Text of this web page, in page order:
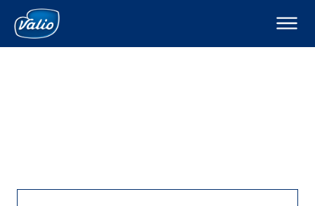
Tooted
Piimad
Ettevõttest
Karjäär Valios